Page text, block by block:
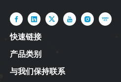
快速链接
产品类别
与我们保持联系